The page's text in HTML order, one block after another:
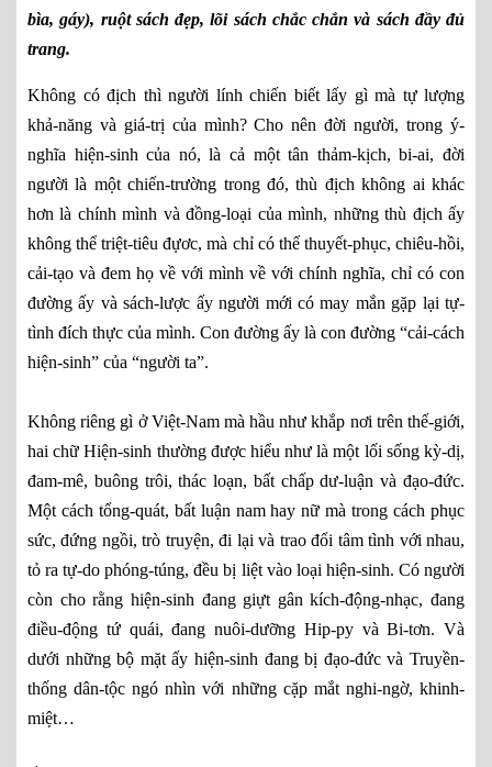
bìa, gáy), ruột sách đẹp, lõi sách chắc chắn và sách đầy đủ
trang.
Không có địch thì người lính chiến biết lấy gì mà tự lượng
khả-năng và giá-trị của mình? Cho nên đời người, trong ý-
nghĩa hiện-sinh của nó, là cả một tân thảm-kịch, bi-ai, đời
người là một chiến-trường trong đó, thù địch không ai khác
hơn là chính mình và đồng-loại của mình, những thù địch ấy
không thể triệt-tiêu đựơc, mà chỉ có thể thuyết-phục, chiêu-hồi,
cải-tạo và đem họ về với mình về với chính nghĩa, chỉ có con
đường ấy và sách-lược ấy người mới có may mắn gặp lại tự-
tình đích thực của mình. Con đường ấy là con đường “cải-cách
hiện-sinh” của “người ta”.
Không riêng gì ở Việt-Nam mà hầu như khắp nơi trên thế-giới,
hai chữ Hiện-sinh thường được hiểu như là một lối sống kỳ-dị,
đam-mê, buông trôi, thác loạn, bất chấp dư-luận và đạo-đức.
Một cách tổng-quát, bất luận nam hay nữ mà trong cách phục
sức, đứng ngồi, trò truyện, đi lại và trao đổi tâm tình với nhau,
tỏ ra tự-do phóng-túng, đều bị liệt vào loại hiện-sinh. Có người
còn cho rằng hiện-sinh đang giựt gân kích-động-nhạc, đang
điều-động tứ quái, đang nuôi-dưỡng Hip-py và Bi-tơn. Và
dưới những bộ mặt ấy hiện-sinh đang bị đạo-đức và Truyền-
thống dân-tộc ngó nhìn với những cặp mắt nghi-ngờ, khinh-
miệt…